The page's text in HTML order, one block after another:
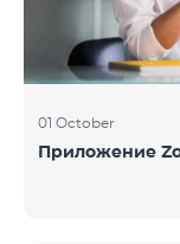
01 October
Приложение